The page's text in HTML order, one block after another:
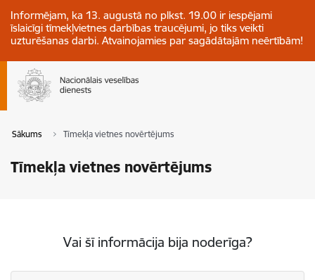
Informējam, ka 13. augustā no plkst. 19.00 ir iespējami
īslaicīgi tīmekļvietnes darbības traucējumi, jo tiks veikti
uzturēšanas darbi. Atvainojamies par sagādātajām neērtībām!
Sākums Tīmekļa vietnes novērtējums
Tīmekļa vietnes novērtējums
Vai šī informācija bija noderīga?